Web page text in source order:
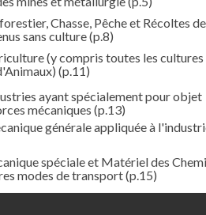
Chasse, Pêche et Récoltes de
sans culture(p.8)
(y compris toutes les cultures
(p.11)
ayant spécialement pour objet
mécaniques (p.13)
générale appliquée à
spéciale et Matériel des
modes de transport(p.15)
spéciale et Matériel des